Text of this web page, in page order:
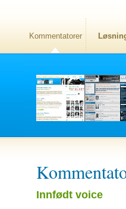
Kommentatorer
Innfødt voice